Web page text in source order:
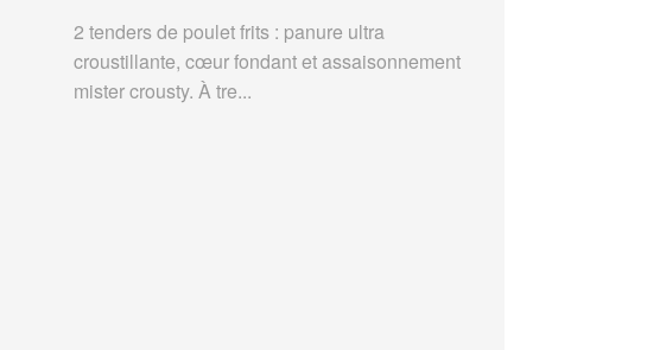
2 tenders de poulet frits : panure ultra
croustillante, cœur fondant et assaisonnement
mister crousty. À tre...